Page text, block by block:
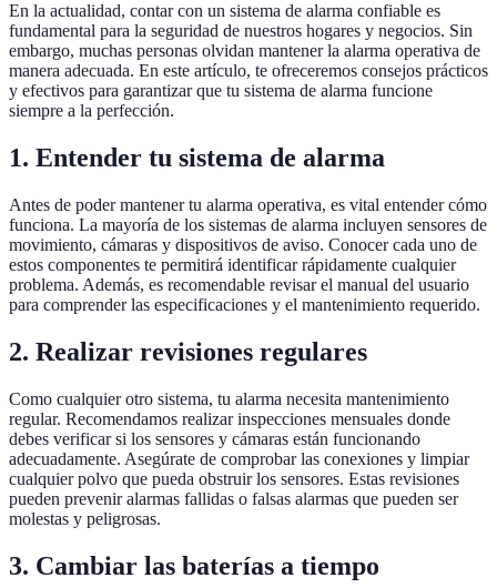
En la actualidad, contar con un sistema de alarma confiable es
fundamental para la seguridad de nuestros hogares y negocios. Sin
embargo, muchas personas olvidan mantener la alarma operativa de
manera adecuada. En este artículo, te ofreceremos consejos prácticos
y efectivos para garantizar que tu sistema de alarma funcione
siempre a la perfección.
1. Entender tu sistema de alarma
Antes de poder mantener tu alarma operativa, es vital entender cómo
funciona. La mayoría de los sistemas de alarma incluyen sensores de
movimiento, cámaras y dispositivos de aviso. Conocer cada uno de
estos componentes te permitirá identificar rápidamente cualquier
problema. Además, es recomendable revisar el manual del usuario
para comprender las especificaciones y el mantenimiento requerido.
2. Realizar revisiones regulares
Como cualquier otro sistema, tu alarma necesita mantenimiento
regular. Recomendamos realizar inspecciones mensuales donde
debes verificar si los sensores y cámaras están funcionando
adecuadamente. Asegúrate de comprobar las conexiones y limpiar
cualquier polvo que pueda obstruir los sensores. Estas revisiones
pueden prevenir alarmas fallidas o falsas alarmas que pueden ser
molestas y peligrosas.
3. Cambiar las baterías a tiempo